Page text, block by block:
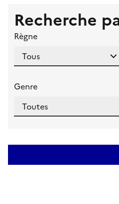
Recherche
Règne
Genre